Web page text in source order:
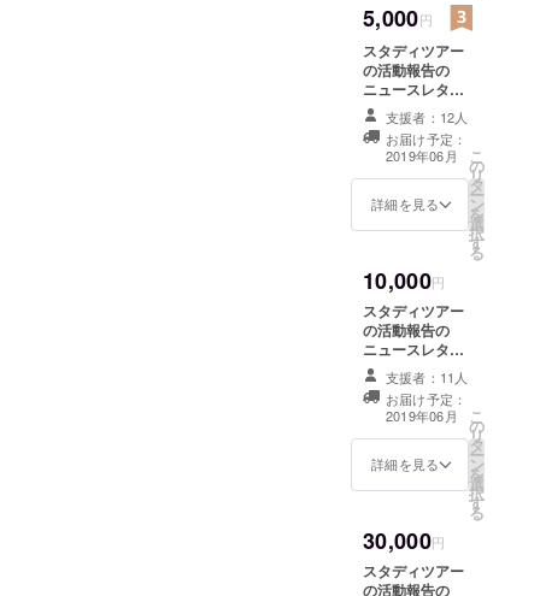
5,000円
スタディツアー
の活動報告の
ニュースレター
とスタディーツ
アーで撮影した
ネパール写真
（風景、村の子
どもたち等）
支援者：12人
お届け予定：
2019年06月
詳細を見る
こ
の
リ
タ
ー
ン
を
選
択
す
る
10,000円
スタディツアー
の活動報告の
ニュースレター
と手作りアクセ
サリー支援者：11人
お届け予定：
2019年06月
詳細を見る
こ
の
リ
タ
ー
ン
を
選
択
す
る
30,000円
スタディツアー
の活動報告の